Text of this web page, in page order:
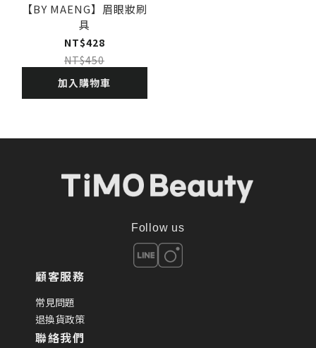
【BY MAENG】眉眼妝刷
具
NT$428
NT$450
加入購物車
Follow us
顧客服務
常見問題
退換貨政策
聯絡我們